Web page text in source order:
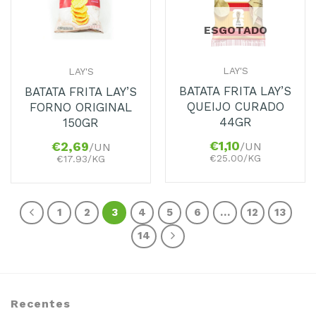
LAY'S
BATATA FRITA LAY’S
FORNO ORIGINAL
150GR
€2,69/UN
€17.93/KG
ESGOTADO
LAY'S
BATATA FRITA LAY’S
QUEIJO CURADO
44GR
€1,10/UN
€25.00/KG
1 2 3 4 5 6 … 12
13
14
Recentes